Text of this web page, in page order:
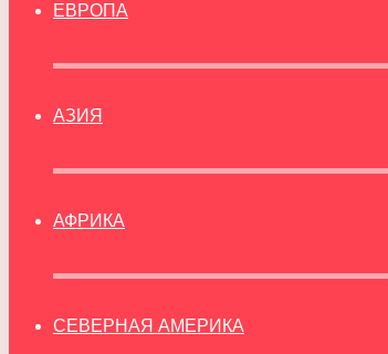
ЕВРОПА
АЗИЯ
АФРИКА
СЕВЕРНАЯ АМЕРИКА